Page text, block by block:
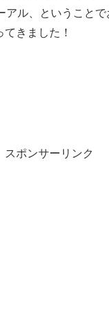
アル、ということで
きました！
スポンサーリンク